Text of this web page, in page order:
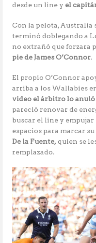
desde un line y el
Con la pelota, Australia
terminó doblegando a
no extrañó que forzara
pie de James O’Connor.
El propio O’Connor
arriba a los Wallabies
video el árbitro lo anuló
pareció renovar de
buscar el line y
espacios para marcar su
De la Fuente,quien se
remplazado.